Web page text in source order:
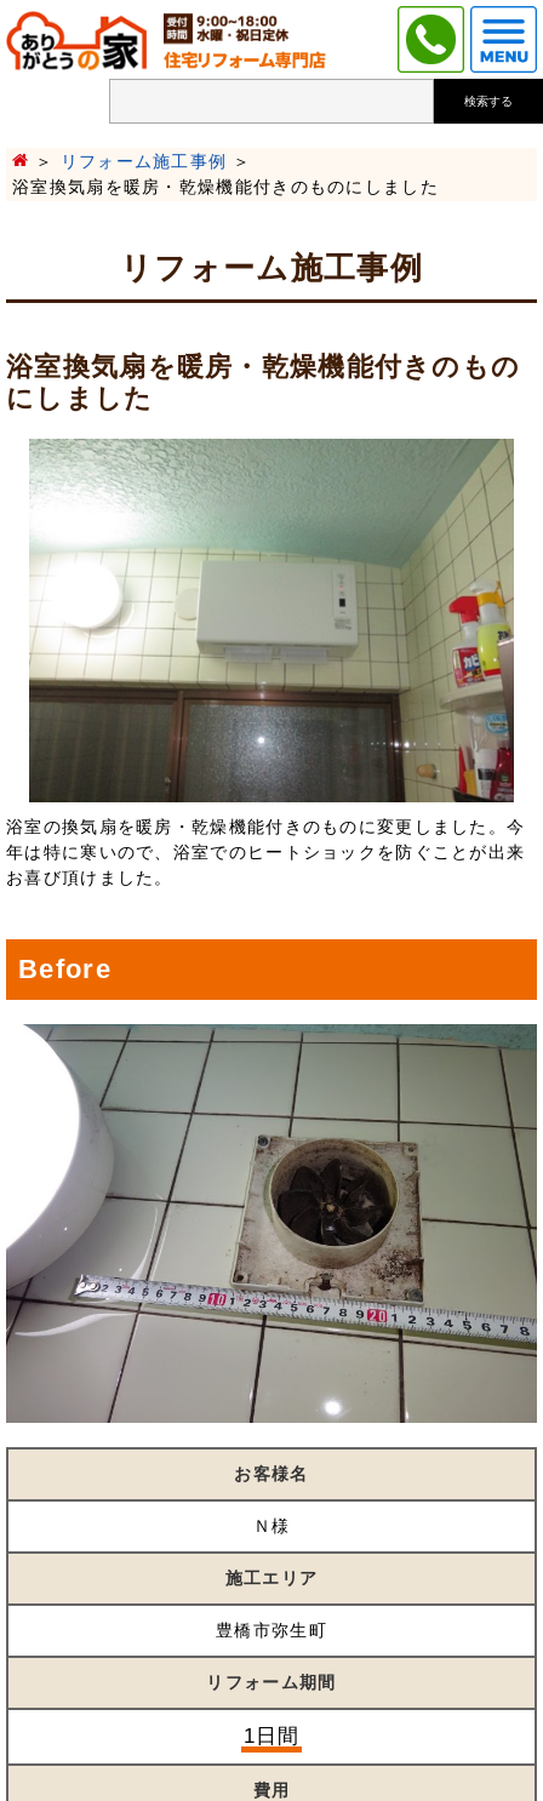
検索する
リフォーム施工事例
浴室換気扇を暖房・乾燥機能付きのものにしました
リフォーム施工事例
浴室換気扇を暖房・乾燥機能付きのもの
にしました
浴室の換気扇を暖房・乾燥機能付きのものに変更しました。今
年は特に寒いので、浴室でのヒートショックを防ぐことが出来
お喜び頂けました。
Before
お客様名
Ｎ様
施工エリア
豊橋市弥生町
リフォーム期間
1日間
費用